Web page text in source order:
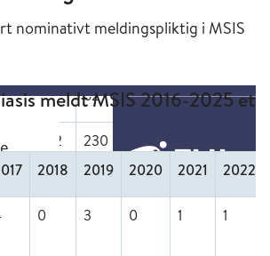
nominativt meldingspliktig i MSIS
meldt MSIS 2016-2025
2018 2019 2020 2021 2022
0 3 0 1 1